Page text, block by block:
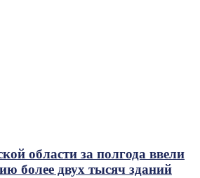
области за полгода ввели
более двух тысяч зданий